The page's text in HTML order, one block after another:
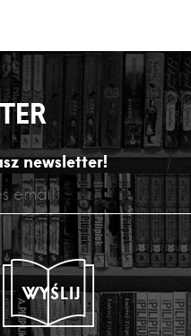
newsletter!
WYŚLIJ